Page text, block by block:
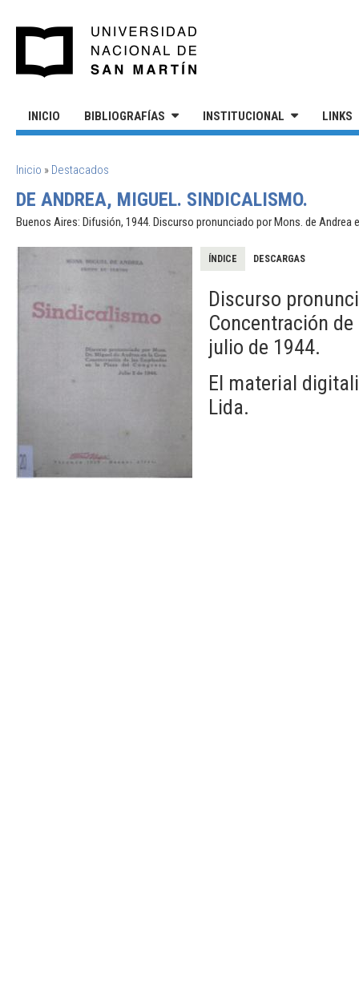
INICIO BIBLIOGRAFÍAS INSTITUCIONAL LINKS
SE ENCUENTRA USTED AQUÍ
Inicio » Destacados
DE ANDREA, MIGUEL. SINDICALISMO.
Buenos Aires: Difusión, 1944. Discurso pronunciado por Mons. de
ÍNDICE DESCARGAS
Discurso
Concentración
julio de 1944.
El material
Lida.